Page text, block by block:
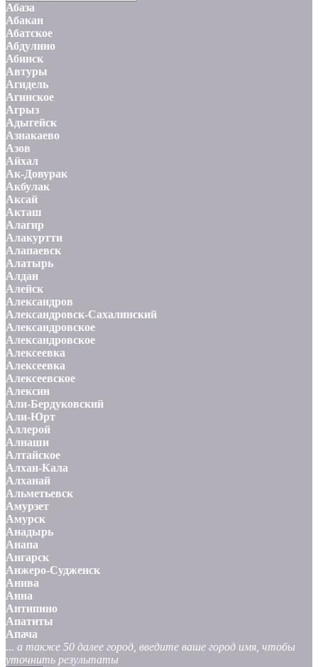
Абаза
Абакан
Абатское
Абдулино
Абинск
Автуры
Агидель
Агинское
Агрыз
Адыгейск
Азнакаево
Азов
Айхал
Ак-Довурак
Акбулак
Аксай
Акташ
Алагир
Алакуртти
Алапаевск
Алатырь
Алдан
Алейск
Александров
Александровск-Сахалинский
Александровское
Александровское
Алексеевка
Алексеевка
Алексеевское
Алексин
Али-Бердуковский
Али-Юрт
Аллерой
Алнаши
Алтайское
Алхан-Кала
Алханай
Альметьевск
Амурзет
Амурск
Анадырь
Анапа
Ангарск
Анжеро-Судженск
Анива
Анна
Антипино
Апатиты
Апача
... а также 50 далее город, введите ваше город имя, чтобы
уточнить результаты